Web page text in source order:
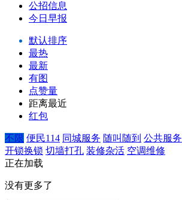
公招信息
今日早报
默认排序
最热
最新
有图
点赞量
距离最近
红包
不限 便民114 同城服务 随叫随到 公共服务
开锁换锁 切墙打孔 装修杂活 空调维修
正在加载
没有更多了